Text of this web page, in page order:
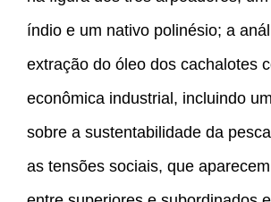
índio e um nativo polinésio; a
extração do óleo dos cachalotes
econômica industrial, incluindo
sobre a sustentabilidade da
as tensões sociais, que